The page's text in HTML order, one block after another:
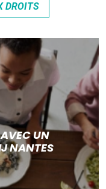
DROITS
UN
NANTES